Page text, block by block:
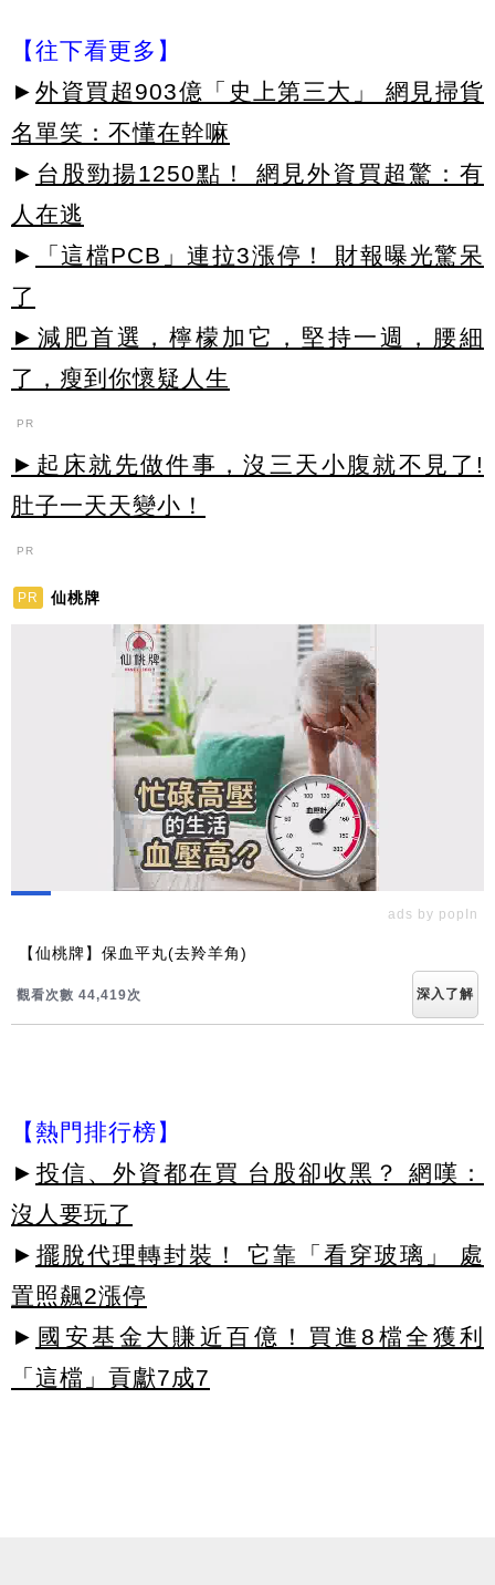
【往下看更多】
► 外資買超903億「史上第三大」 網見掃貨
名單笑：不懂在幹嘛
► 台股勁揚1250點！ 網見外資買超驚：有
人在逃
►
「這檔PCB」連拉3漲停！ 財報曝光驚呆
了
►減肥首選，檸檬加它，堅持一週，腰細
了，瘦到你懷疑人生
PR
►起床就先做件事，沒三天小腹就不見了!
肚子一天天變小！
PR
PR 仙桃牌
ads by popIn
【仙桃牌】保血平丸(去羚羊角)
觀看次數 44,419次 深入了解
【熱門排行榜】
► 投信、外資都在買 台股卻收黑？ 網嘆：
沒人要玩了
► 擺脫代理轉封裝！ 它靠「看穿玻璃」 處
置照飆2漲停
► 國安基金大賺近百億！買進8檔全獲利
「這檔」貢獻7成7